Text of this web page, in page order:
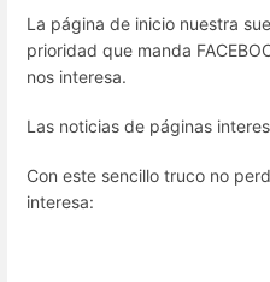
La página de inicio nuestra
prioridad que manda
nos interesa.
Las noticias de páginas
Con este sencillo truco no
interesa: